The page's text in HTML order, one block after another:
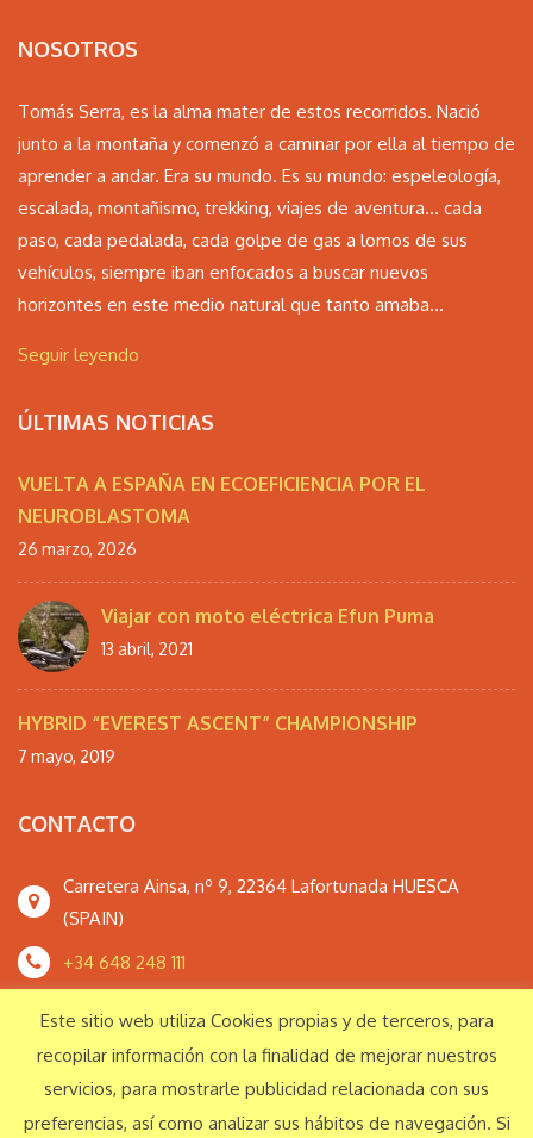
NOSOTROS
Tomás Serra, es la alma mater de estos recorridos. Nació
junto a la montaña y comenzó a caminar por ella al tiempo de
aprender a andar. Era su mundo. Es su mundo: espeleología,
escalada, montañismo, trekking, viajes de aventura… cada
paso, cada pedalada, cada golpe de gas a lomos de sus
vehículos, siempre iban enfocados a buscar nuevos
horizontes en este medio natural que tanto amaba...
Seguir leyendo
ÚLTIMAS NOTICIAS
VUELTA A ESPAÑA EN ECOEFICIENCIA POR EL
NEUROBLASTOMA
26 marzo, 2026
Viajar con moto eléctrica Efun Puma
13 abril, 2021
HYBRID “EVEREST ASCENT” CHAMPIONSHIP
7 mayo, 2019
CONTACTO
Carretera Ainsa, nº 9, 22364 Lafortunada HUESCA
(SPAIN)
+34 648 248 111
Responsabilidad Social Corporativa
Este sitio web utiliza Cookies propias y de terceros, para
recopilar información con la finalidad de mejorar nuestros
servicios, para mostrarle publicidad relacionada con sus
preferencias, así como analizar sus hábitos de navegación. Si